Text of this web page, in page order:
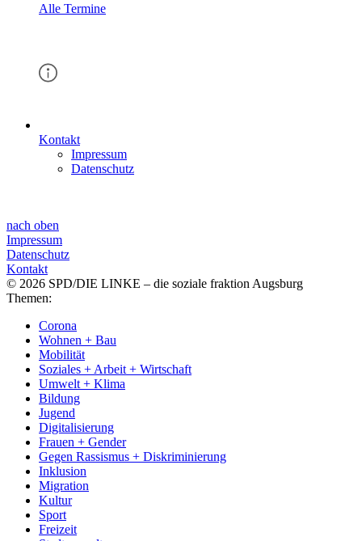
Alle Termine
Kontakt
Impressum
Datenschutz
nach oben
Impressum
Datenschutz
Kontakt
© 2026 SPD/DIE LINKE – die soziale fraktion Augsburg
Themen:
Corona
Wohnen + Bau
Mobilität
Soziales + Arbeit + Wirtschaft
Umwelt + Klima
Bildung
Jugend
Digitalisierung
Frauen + Gender
Gegen Rassismus + Diskriminierung
Inklusion
Migration
Kultur
Sport
Freizeit